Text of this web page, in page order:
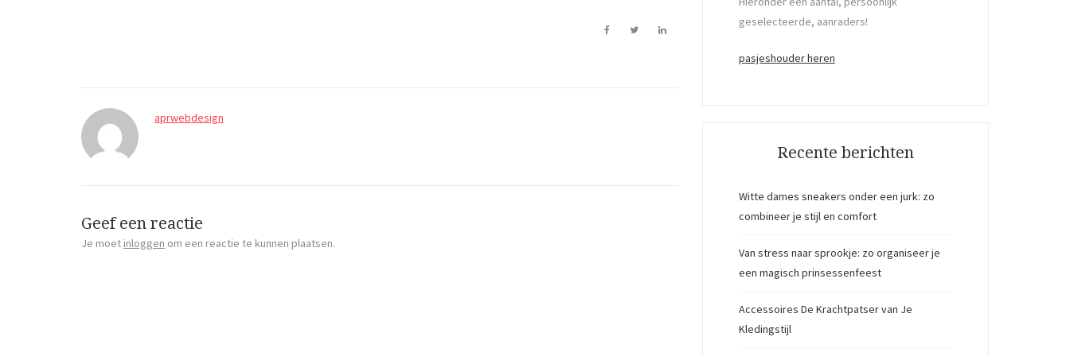
aprwebdesign
Geef een reactie
Je moet inloggen om een reactie te kunnen plaatsen.
geselecteerde, aanraders!
pasjeshouder heren
Recente berichten
Witte dames sneakers onder een jurk: zo
combineer je stijl en comfort
Van stress naar sprookje: zo organiseer je
een magisch prinsessenfeest
Accessoires De Krachtpatser van Je
Kledingstijl